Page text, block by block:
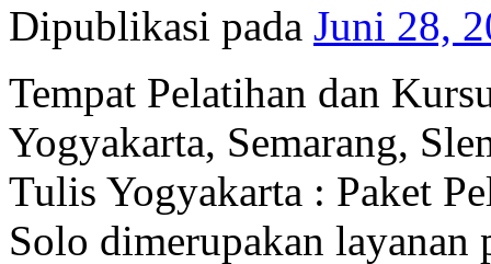
Dipublikasi pada Juni 28,
Tempat Pelatihan dan
Yogyakarta, Semarang,
Tulis Yogyakarta : Paket
Solo dimerupakan layanan